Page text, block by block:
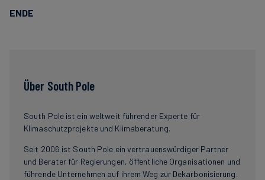
ENDE
Über South Pole
South Pole ist ein weltweit führender Experte für
Klimaschutzprojekte und Klimaberatung.
Seit 2006 ist South Pole ein vertrauenswürdiger Partner
und Berater für Regierungen, öffentliche Organisationen und
führende Unternehmen auf ihrem Weg zur Dekarbonisierung.